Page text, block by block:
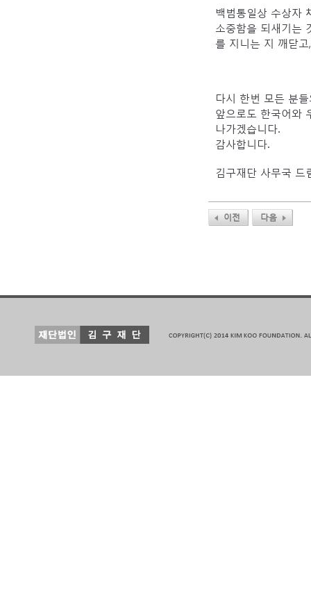
백범통일상 수상자
소중함을 되새기는
를 지니는 지 깨닫
다시 한번 모든 분
앞으로도 한국어와
나가겠습니다.
감사합니다.
김구재단 사무국 드
이전 다음